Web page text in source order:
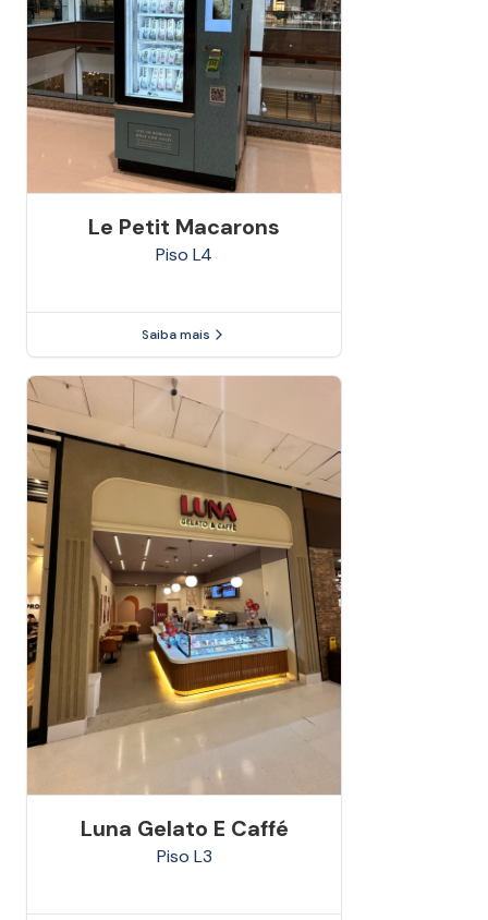
Le Petit Macarons
Piso L4
Saiba mais
Luna Gelato E Caffé
Piso L3